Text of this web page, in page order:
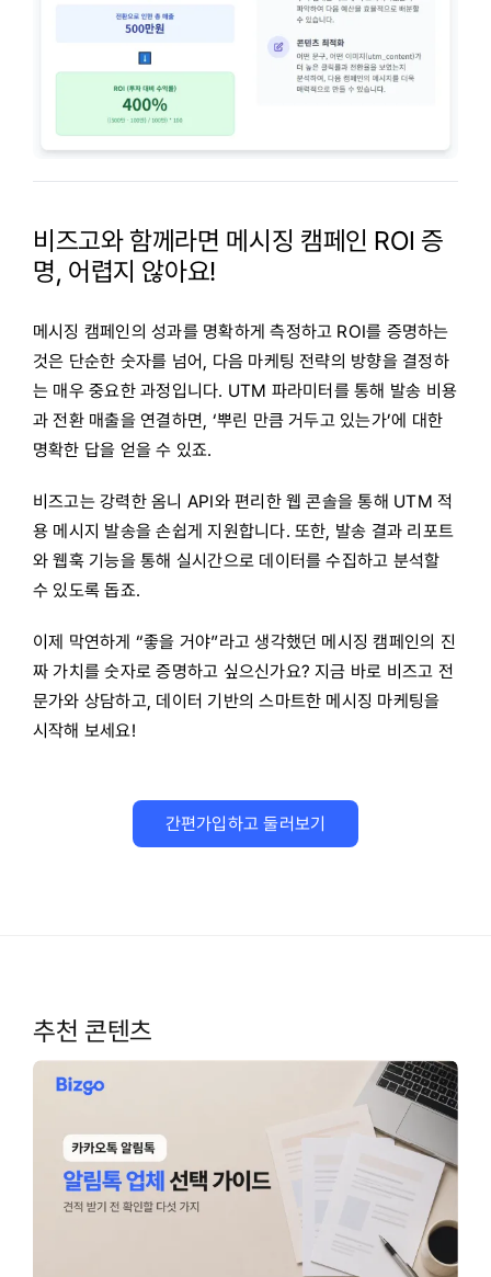
비즈고와 함께라면 메시징 캠페인 ROI 증
명, 어렵지 않아요!
메시징 캠페인의 성과를 명확하게 측정하고 ROI를 증명하는
것은 단순한 숫자를 넘어, 다음 마케팅 전략의 방향을 결정하
는 매우 중요한 과정입니다. UTM 파라미터를 통해 발송 비용
과 전환 매출을 연결하면, ‘뿌린 만큼 거두고 있는가’에 대한
명확한 답을 얻을 수 있죠.
비즈고는 강력한 옴니 API와 편리한 웹 콘솔을 통해 UTM 적
용 메시지 발송을 손쉽게 지원합니다. 또한, 발송 결과 리포트
와 웹훅 기능을 통해 실시간으로 데이터를 수집하고 분석할
수 있도록 돕죠.
이제 막연하게 “좋을 거야”라고 생각했던 메시징 캠페인의 진
짜 가치를 숫자로 증명하고 싶으신가요? 지금 바로 비즈고 전
문가와 상담하고, 데이터 기반의 스마트한 메시징 마케팅을
시작해 보세요!
간편가입하고 둘러보기
추천 콘텐츠